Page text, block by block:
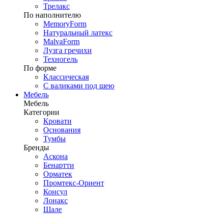
Трелакс
По наполнителю
MemoryForm
Натуральный латекс
MalvaForm
Лузга гречихи
Техногель
По форме
Классическая
С валиками под шею
Мебель
Мебель
Категории
Кровати
Основания
Тумбы
Бренды
Аскона
Бенартти
Орматек
Промтекс-Ориент
Консул
Лонакс
Шале